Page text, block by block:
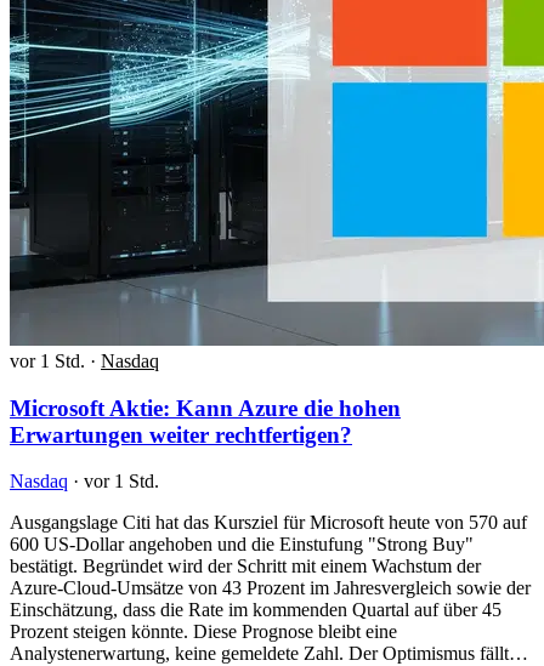
vor 1 Std. · Nasdaq
Microsoft Aktie: Kann Azure die hohen
Erwartungen weiter rechtfertigen?
Nasdaq · vor 1 Std.
Ausgangslage Citi hat das Kursziel für Microsoft heute von 570 auf
600 US-Dollar angehoben und die Einstufung "Strong Buy"
bestätigt. Begründet wird der Schritt mit einem Wachstum der
Azure-Cloud-Umsätze von 43 Prozent im Jahresvergleich sowie der
Einschätzung, dass die Rate im kommenden Quartal auf über 45
Prozent steigen könnte. Diese Prognose bleibt eine
Analystenerwartung, keine gemeldete Zahl. Der Optimismus fällt…